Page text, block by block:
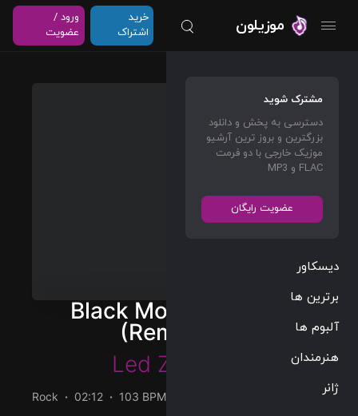
موزیلون
خرید
اشتراک
ورود /
عضویت
مشترک شوید
دسترسی به پخش و دانلود
بزرگترین و بروز ترین آرشیو
موزیک خارجی با دو فرمت
FLAC و MP3
عضویت رایگان
دیسکاور
برترین ها
آلبوم ها
هنرمندان
ژانر
Black Mountain Side
(Remaster)
Led Zeppelin
Rock 02:12 103 BPM